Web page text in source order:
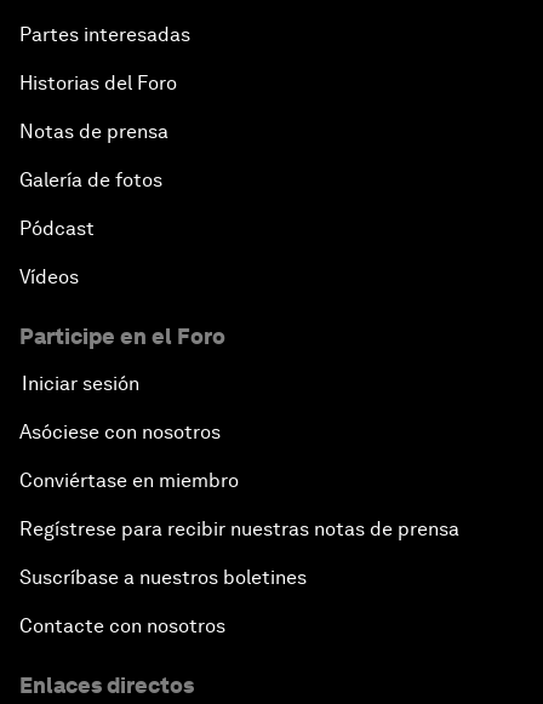
Partes interesadas
Historias del Foro
Notas de prensa
Galería de fotos
Pódcast
Vídeos
Participe en el Foro
Iniciar sesión
Asóciese con nosotros
Conviértase en miembro
Regístrese para recibir nuestras notas de prensa
Suscríbase a nuestros boletines
Contacte con nosotros
Enlaces directos